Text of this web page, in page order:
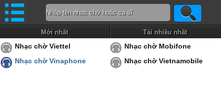
Mới nhất Tải nhiều nhất
Nhạc chờ Viettel
Nhạc chờ Mobifone
Nhạc chờ Vinaphone
Nhạc chờ Vietnamobile